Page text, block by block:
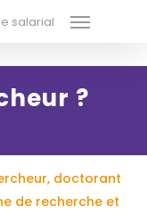
salarial Menu
?
doctorant
de recherche et